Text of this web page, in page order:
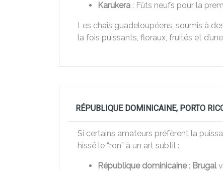
Karukera : Fûts neufs pour la
Les chais guadeloupéens, soumis à
la fois puissants, floraux, fruités et
RÉPUBLIQUE DOMINICAINE, PORTO
Si certains amateurs préfèrent la
hissé le “ron” à un art subtil :
République dominicaine: Brugal